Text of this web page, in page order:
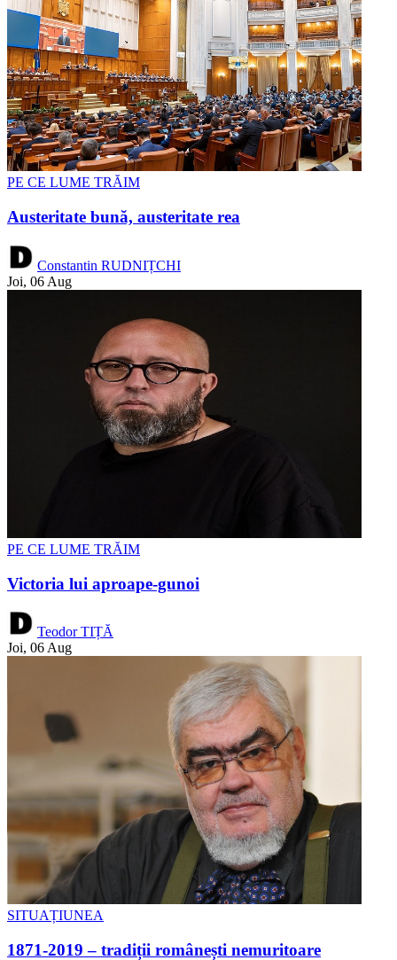
PE CE LUME TRĂIM
Austeritate bună, austeritate rea
Constantin RUDNIȚCHI
Joi, 06 Aug
PE CE LUME TRĂIM
Victoria lui aproape-gunoi
Teodor TIȚĂ
Joi, 06 Aug
SITUAȚIUNEA
1871-2019 – tradiții românești nemuritoare